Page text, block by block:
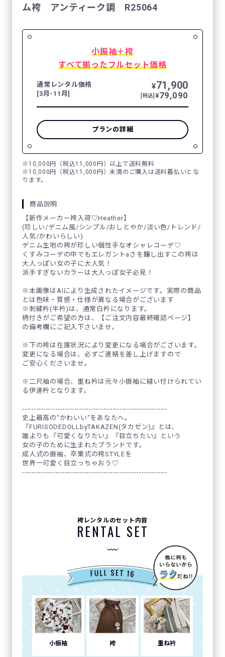
ム袴 アンティーク調 R25064
小振袖＋袴
すべて揃ったフルセット価格
通常レンタル価格
[3月-11月]
¥71,900
[税込] ¥79,090
プランの詳細
※10,000円（税込11,000円）以上で送料無料
※10,000円（税込11,000円）未満のご購入は送料着払いとな
ります。
商品説明
【新作メーカー袴入荷♡Heather】
(珍しい/デニム風/シンプル/おしとやか/淡い色/トレンド/
人気/かわいらしい)
デニム生地の袴が珍しい個性手なオシャレコーデ♡
くすみコーデの中でもエレガントaさを醸し出すこの袴は
大人っぽい女の子に大人気！
派手すぎないカラーは大人っぽ女子必見！
※本画像はAIにより生成されたイメージです。実際の商品
とは色味・質感・仕様が異なる場合がございます
※刺繍衿(半衿)は、通常白衿になります。
柄付きがご希望の方は、【ご注文内容最終確認ページ】
の備考欄にご記入下さいませ。
※下の袴は在庫状況により変更になる場合がございます。
変更になる場合は、必ずご連絡を差し上げますので
ご安心くださいませ。
※二尺袖の場合、重ね衿は元々小振袖に縫い付けられてい
る伊達衿となります。
-------------------------------------------------------------
史上最高の“かわいい“をあなたへ。
『FURISODEDOLLbyTAKAZEN(タカゼン)』とは、
誰よりも『可愛くなりたい』『目立ちたい』という
女の子のために生まれたブランドです。
成人式の振袖、卒業式の袴STYLEを
世界一可愛く目立っちゃおう♡
-------------------------------------------------------------
袴レンタルのセット内容
RENTAL SET
小振袖 袴 重ね衿